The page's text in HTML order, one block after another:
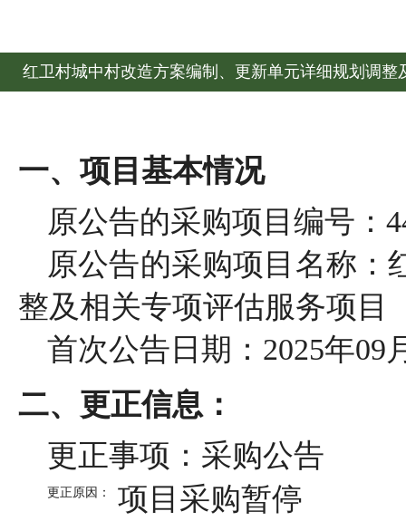
红卫村城中村改造方案编制、更新单元详细规划调
一、项目基本情况
原公告的采购项目编号：
原公告的采购项目名称：
整及相关专项评估服务项目
首次公告日期：2025年09
二、更正信息：
更正事项：采购公告
更正原因：
项目采购暂停